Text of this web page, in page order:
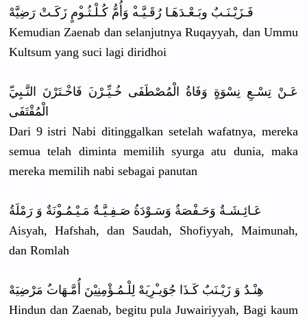
فَـزَيْـنَـبٌ وبَـعْـدَهَـا رُقَـيَّـه ْ وَأُمُّ كُـلْـثُـوْمٍ زَكَـتْ رَضِيَّهْ
Kemudian Zaenab dan selanjutnya Ruqayyah, dan Ummu
Kultsum yang suci lagi diridhoi
عَـنْ تِسْـعِ نِسْوَةٍ وَفَاةُ الْمُصْطَفَى خُـيِّـرْن َ فَاخْـتَرْ نَ النَّـبِيَ
الْمُقْتَفَى
Dari 9 istri Nabi ditinggalkan setelah wafatnya, mereka
semua telah diminta memilih syurga atu dunia, maka
mereka memilih nabi sebagai panutan
عَـائِـشَـةٌ وَحَـفْصَة ٌ وَسَـوْدَة ُ صَـفِـيَّـةٌ مَـيْـمُـوْنَةٌ وَ رَمْلَةُ
Aisyah, Hafshah, dan Saudah, Shofiyyah, Maimunah,
dan Romlah
هِنْـدٌ وَ زَيْـنَبٌ كَـذَا جُوَيـْرِيَهْ لِلْـمُـؤْمِنِيْنَ أُمَّـهَات ٌ مَرْضِيَهْ
Hindun dan Zaenab, begitu pula Juwairiyyah, Bagi kaum